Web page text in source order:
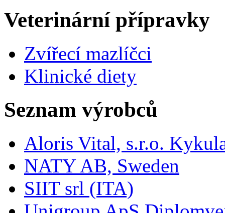
Veterinární přípravky
Zvířecí mazlíčci
Klinické diety
Seznam výrobců
Aloris Vital, s.r.o.
NATY AB, Sweden
SIIT srl (ITA)